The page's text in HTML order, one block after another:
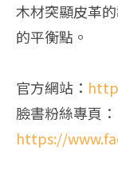
木材突顯皮革
的平衡點。
官方網站：
臉書粉絲專頁：
https://